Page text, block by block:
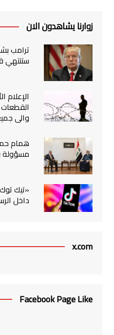
زوارنا يشاهدون الان
ترامب
ستنتهي
الإعلام
والى
همام
مسؤولة
«تيك
داخل
x.com
Facebook Page Like